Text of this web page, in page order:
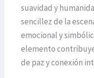
suavidad y
sencillez de la
emocional y
elemento
de paz y conexión